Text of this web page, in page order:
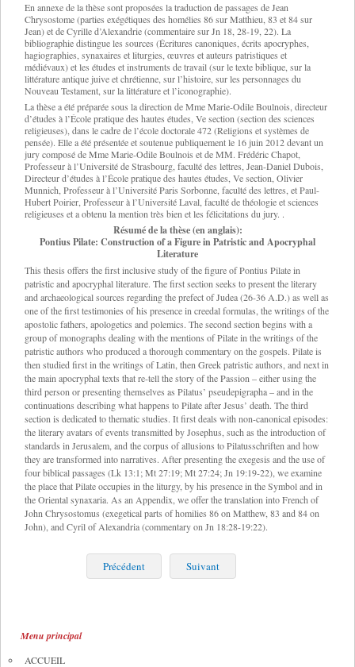
En annexe de la thèse sont proposées la traduction de passages de Jean
Chrysostome (parties exégétiques des homélies 86 sur Matthieu, 83 et 84 sur
Jean) et de Cyrille d’Alexandrie (commentaire sur Jn 18, 28-19, 22). La
bibliographie distingue les sources (Écritures canoniques, écrits apocryphes,
hagiographies, synaxaires et liturgies, œuvres et auteurs patristiques et
médiévaux) et les études et instruments de travail (sur le texte biblique, sur la
littérature antique juive et chrétienne, sur l’histoire, sur les personnages du
Nouveau Testament, sur la littérature et l’iconographie).
La thèse a été préparée sous la direction de Mme Marie-Odile Boulnois, directeur
d’études à l’École pratique des hautes études, Ve section (section des sciences
religieuses), dans le cadre de l’école doctorale 472 (Religions et systèmes de
pensée). Elle a été présentée et soutenue publiquement le 16 juin 2012 devant un
jury composé de Mme Marie-Odile Boulnois et de MM. Frédéric Chapot,
Professeur à l’Université de Strasbourg, faculté des lettres, Jean-Daniel Dubois,
Directeur d’études à l’École pratique des hautes études, Ve section, Olivier
Munnich, Professeur à l’Université Paris Sorbonne, faculté des lettres, et Paul-
Hubert Poirier, Professeur à l’Université Laval, faculté de théologie et sciences
religieuses et a obtenu la mention très bien et les félicitations du jury. .
Résumé de la thèse (en anglais):
Pontius Pilate: Construction of a Figure in Patristic and Apocryphal
Literature
This thesis offers the first inclusive study of the figure of Pontius Pilate in
patristic and apocryphal literature. The first section seeks to present the literary
and archaeological sources regarding the prefect of Judea (26-36 A.D.) as well as
one of the first testimonies of his presence in creedal formulas, the writings of the
apostolic fathers, apologetics and polemics. The second section begins with a
group of monographs dealing with the mentions of Pilate in the writings of the
patristic authors who produced a thorough commentary on the gospels. Pilate is
then studied first in the writings of Latin, then Greek patristic authors, and next in
the main apocryphal texts that re-tell the story of the Passion – either using the
third person or presenting themselves as Pilatus’ pseudepigrapha – and in the
continuations describing what happens to Pilate after Jesus’ death. The third
section is dedicated to thematic studies. It first deals with non-canonical episodes:
the literary avatars of events transmitted by Josephus, such as the introduction of
standards in Jerusalem, and the corpus of allusions to Pilatusschriften and how
they are transformed into narratives. After presenting the exegesis and the use of
four biblical passages (Lk 13:1; Mt 27:19; Mt 27:24; Jn 19:19-22), we examine
the place that Pilate occupies in the liturgy, by his presence in the Symbol and in
the Oriental synaxaria. As an Appendix, we offer the translation into French of
John Chrysostomus (exegetical parts of homilies 86 on Matthew, 83 and 84 on
John), and Cyril of Alexandria (commentary on Jn 18:28-19:22).
Précédent Suivant
Menu principal
ACCUEIL